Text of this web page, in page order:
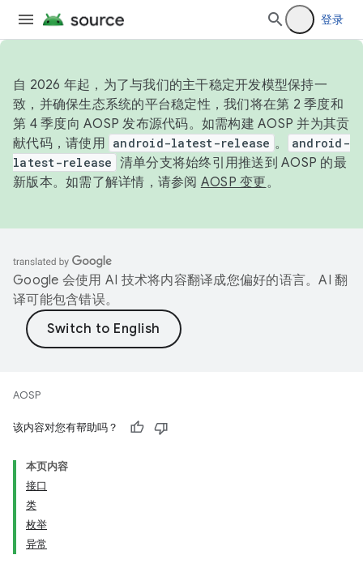
登录
自 2026 年起，为了与我们的主干稳定开发模型保持一
致，并确保生态系统的平台稳定性，我们将在第 2 季度和
第 4 季度向 AOSP 发布源代码。如需构建 AOSP 并为其贡
献代码，请使用 android-latest-release 。
android-
latest-release 清单分支将始终引用推送到 AOSP 的最
新版本。如需了解详情，请参阅 AOSP 变更。
Google 会使用 AI 技术将内容翻译成您偏好的语言。AI 翻
译可能包含错误。
AOSP
该内容对您有帮助吗？
本页内容
接口
类
枚举
异常